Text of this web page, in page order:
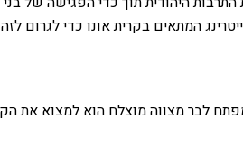
המתאים בקרית אונו כדי לגרום
לבר מצווה מוצלח הוא למצוא את